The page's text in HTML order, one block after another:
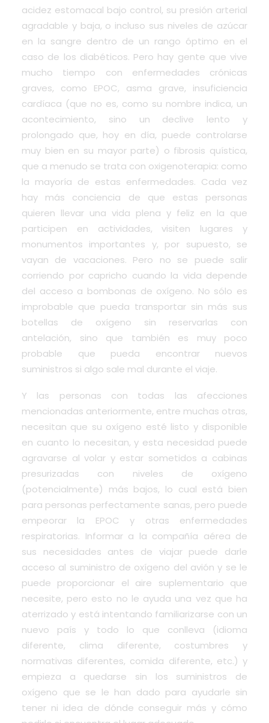
acidez estomacal bajo control, su presión arterial
agradable y baja, o incluso sus niveles de azúcar
en la sangre dentro de un rango óptimo en el
caso de los diabéticos. Pero hay gente que vive
mucho tiempo con enfermedades crónicas
graves, como EPOC, asma grave, insuficiencia
cardíaca (que no es, como su nombre indica, un
acontecimiento, sino un declive lento y
prolongado que, hoy en día, puede controlarse
muy bien en su mayor parte) o fibrosis quística,
que a menudo se trata con oxigenoterapia: como
la mayoría de estas enfermedades. Cada vez
hay más conciencia de que estas personas
quieren llevar una vida plena y feliz en la que
participen en actividades, visiten lugares y
monumentos importantes y, por supuesto, se
vayan de vacaciones. Pero no se puede salir
corriendo por capricho cuando la vida depende
del acceso a bombonas de oxígeno. No sólo es
improbable que pueda transportar sin más sus
botellas de oxígeno sin reservarlas con
antelación, sino que también es muy poco
probable que pueda encontrar nuevos
suministros si algo sale mal durante el viaje.
Y las personas con todas las afecciones
mencionadas anteriormente, entre muchas otras,
necesitan que su oxígeno esté listo y disponible
en cuanto lo necesitan, y esta necesidad puede
agravarse al volar y estar sometidos a cabinas
presurizadas con niveles de oxígeno
(potencialmente) más bajos, lo cual está bien
para personas perfectamente sanas, pero puede
empeorar la EPOC y otras enfermedades
respiratorias. Informar a la compañía aérea de
sus necesidades antes de viajar puede darle
acceso al suministro de oxígeno del avión y se le
puede proporcionar el aire suplementario que
necesite, pero esto no le ayuda una vez que ha
aterrizado y está intentando familiarizarse con un
nuevo país y todo lo que conlleva (idioma
diferente, clima diferente, costumbres y
normativas diferentes, comida diferente, etc.) y
empieza a quedarse sin los suministros de
oxígeno que se le han dado para ayudarle sin
tener ni idea de dónde conseguir más y cómo